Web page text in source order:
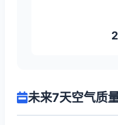
未来7天空气质